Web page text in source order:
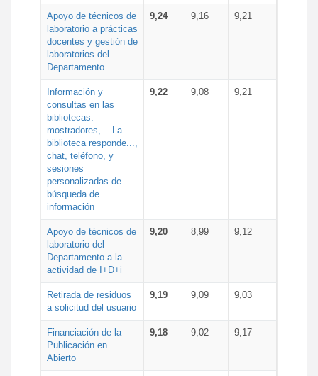
Apoyo de técnicos de
laboratorio a prácticas
docentes y gestión de
laboratorios del
Departamento
9,24 9,16 9,21
Información y
consultas en las
bibliotecas:
mostradores, ...La
biblioteca responde...,
chat, teléfono, y
sesiones
personalizadas de
búsqueda de
información
9,22 9,08 9,21
Apoyo de técnicos de
laboratorio del
Departamento a la
actividad de I+D+i
9,20 8,99 9,12
Retirada de residuos
a solicitud del usuario
9,19 9,09 9,03
Financiación de la
Publicación en
Abierto
9,18 9,02 9,17